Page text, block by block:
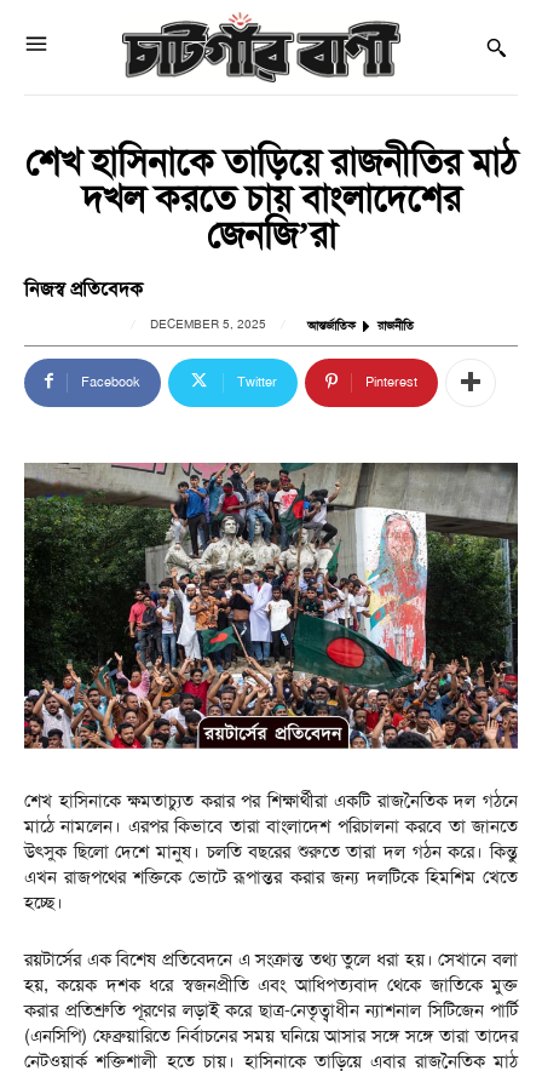
শেখ হাসিনাকে তাড়িয়ে রাজনীতির মাঠ
দখল করতে চায় বাংলাদেশের
জেনজি’রা
নিজস্ব প্রতিবেদক
DECEMBER 5, 2025 আন্তর্জাতিক রাজনীতি
Facebook Twitter Pinterest
শেখ হাসিনাকে ক্ষমতাচ্যুত করার পর শিক্ষার্থীরা একটি রাজনৈতিক দল গঠনে
মাঠে নামলেন। এরপর কিভাবে তারা বাংলাদেশ পরিচালনা করবে তা জানতে
উৎসুক ছিলো দেশে মানুষ। চলতি বছরের শুরুতে তারা দল গঠন করে। কিন্তু
এখন রাজপথের শক্তিকে ভোটে রূপান্তর করার জন্য দলটিকে হিমশিম খেতে
হচ্ছে।
রয়টার্সের এক বিশেষ প্রতিবেদনে এ সংক্রান্ত তথ্য তুলে ধরা হয়। সেখানে বলা
হয়, কয়েক দশক ধরে স্বজনপ্রীতি এবং আধিপত্যবাদ থেকে জাতিকে মুক্ত
করার প্রতিশ্রুতি পূরণের লড়াই করে ছাত্র-নেতৃত্বাধীন ন্যাশনাল সিটিজেন পার্টি
(এনসিপি) ফেব্রুয়ারিতে নির্বাচনের সময় ঘনিয়ে আসার সঙ্গে সঙ্গে তারা তাদের
নেটওয়ার্ক শক্তিশালী হতে চায়। হাসিনাকে তাড়িয়ে এবার রাজনৈতিক মাঠ